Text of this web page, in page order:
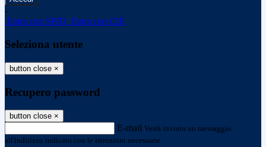
-
Entra con SPID Entra con CIE
Seleziona utente
button close ×
Recupero password
button close ×
E-mail Verrà inviato un messaggio
all'indirizzo indicato con le istruzioni necessarie.